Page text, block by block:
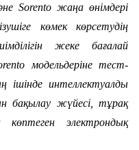
Sorento жаңа өнімдері
көмек көрсетудің
жеке бағалай
модельдеріне тест-
ішінде интеллектуалды
бақылау жүйесі, тұрақ
электрондық